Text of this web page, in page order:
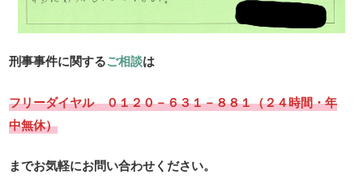
刑事事件に関するご相談は
フリーダイヤル ０１２０－６３１－８８１（２４時間・年
中無休）
までお気軽にお問い合わせください。